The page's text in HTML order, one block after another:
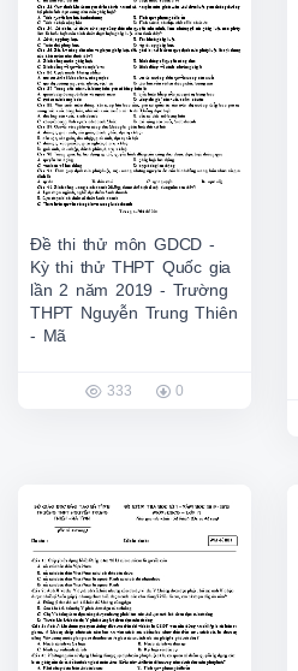
Đề thi thử môn GDCD -
Kỳ thi thử THPT Quốc gia
lần 2 năm 2019 - Trường
THPT Nguyễn Trung Thiên
- Mã
333 0